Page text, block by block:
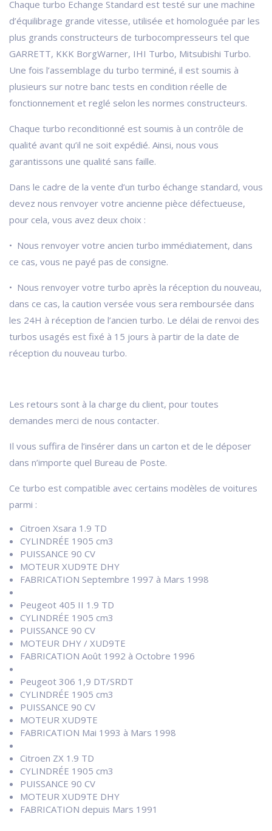
Chaque turbo Echange Standard est testé sur une machine
d’équilibrage grande vitesse, utilisée et homologuée par les
plus grands constructeurs de turbocompresseurs tel que
GARRETT, KKK BorgWarner, IHI Turbo, Mitsubishi Turbo.
Une fois l’assemblage du turbo terminé, il est soumis à
plusieurs sur notre banc tests en condition réelle de
fonctionnement et reglé selon les normes constructeurs.
Chaque turbo reconditionné est soumis à un contrôle de
qualité avant qu’il ne soit expédié. Ainsi, nous vous
garantissons une qualité sans faille.
Dans le cadre de la vente d’un turbo échange standard, vous
devez nous renvoyer votre ancienne pièce défectueuse,
pour cela, vous avez deux choix :
• Nous renvoyer votre ancien turbo immédiatement, dans
ce cas, vous ne payé pas de consigne.
• Nous renvoyer votre turbo après la réception du nouveau,
dans ce cas, la caution versée vous sera remboursée dans
les 24H à réception de l’ancien turbo. Le délai de renvoi des
turbos usagés est fixé à 15 jours à partir de la date de
réception du nouveau turbo.
Les retours sont à la charge du client, pour toutes
demandes merci de nous contacter.
Il vous suffira de l’insérer dans un carton et de le déposer
dans n’importe quel Bureau de Poste.
Ce turbo est compatible avec certains modèles de voitures
parmi :
Citroen Xsara 1.9 TD
CYLINDRÉE 1905 cm3
PUISSANCE 90 CV
MOTEUR XUD9TE DHY
FABRICATION Septembre 1997 à Mars 1998
Peugeot 405 II 1.9 TD
CYLINDRÉE 1905 cm3
PUISSANCE 90 CV
MOTEUR DHY / XUD9TE
FABRICATION Août 1992 à Octobre 1996
Peugeot 306 1,9 DT/SRDT
CYLINDRÉE 1905 cm3
PUISSANCE 90 CV
MOTEUR XUD9TE
FABRICATION Mai 1993 à Mars 1998
Citroen ZX 1.9 TD
CYLINDRÉE 1905 cm3
PUISSANCE 90 CV
MOTEUR XUD9TE DHY
FABRICATION depuis Mars 1991